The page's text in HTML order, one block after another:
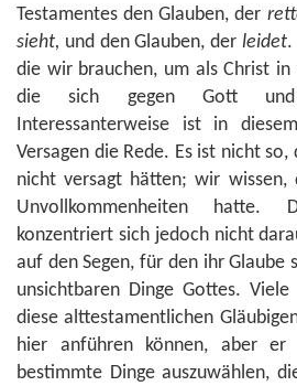
Testamentes den Glauben, der
sieht, und den Glauben, der leidet.
die wir brauchen, um als Christ
die sich gegen Gott und
Interessanterweise ist in
Versagen die Rede. Es ist nicht so,
nicht versagt hätten; wir wissen,
Unvollkommenheiten hatte.
konzentriert sich jedoch nicht
auf den Segen, für den ihr Glaube
unsichtbaren Dinge Gottes.
diese alttestamentlichen
hier anführen können, aber
bestimmte Dinge auszuwählen,